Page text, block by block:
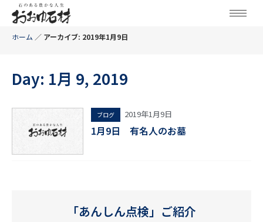
ホーム ／ アーカイブ: 2019年1月9日
Day: 1月 9, 2019
ブログ 2019年1月9日
1月9日 有名人のお墓
「あんしん点検」ご紹介